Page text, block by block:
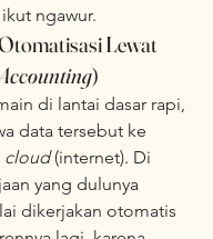
ngawur.
Lewat
)
di lantai dasar rapi,
data tersebut ke
cloud (internet). Di
yang dulunya
dikerjakan otomatis